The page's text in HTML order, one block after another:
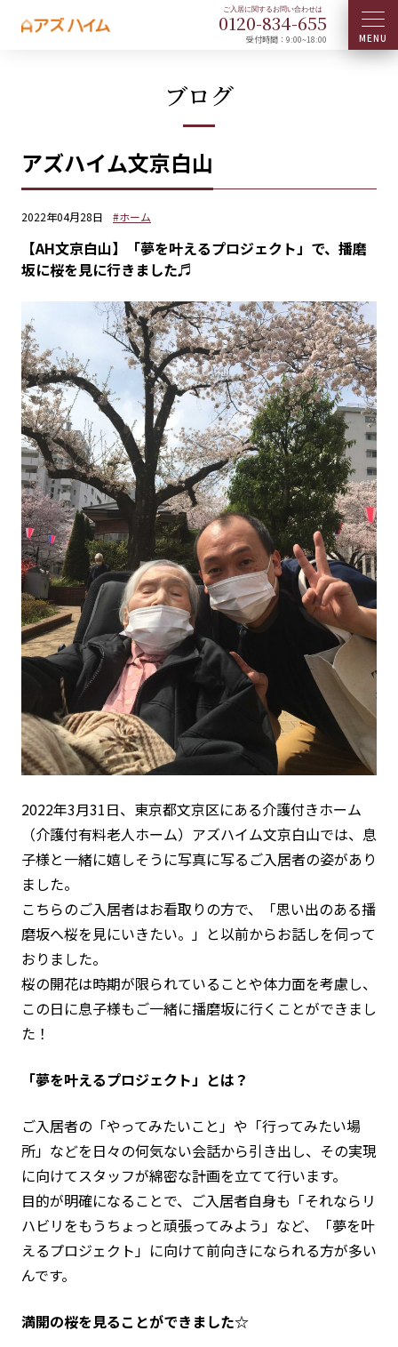
0120-834-655
受付時間：9:00~18:00
ブログ
アズハイム文京白山
2022年04月28日 #ホーム
【AH文京白山】「夢を叶えるプロジェクト」で、播磨
坂に桜を見に行きました♬
2022年3月31日、東京都文京区にある介護付きホーム
（介護付有料老人ホーム）アズハイム文京白山では、息
子様と一緒に嬉しそうに写真に写るご入居者の姿があり
ました。
こちらのご入居者はお看取りの方で、「思い出のある播
磨坂へ桜を見にいきたい。」と以前からお話しを伺って
おりました。
桜の開花は時期が限られていることや体力面を考慮し、
この日に息子様もご一緒に播磨坂に行くことができまし
た！
「夢を叶えるプロジェクト」とは？
ご入居者の「やってみたいこと」や「行ってみたい場
所」などを日々の何気ない会話から引き出し、その実現
に向けてスタッフが綿密な計画を立てて行います。
目的が明確になることで、ご入居者自身も「それならリ
ハビリをもうちょっと頑張ってみよう」など、「夢を叶
えるプロジェクト」に向けて前向きになられる方が多い
んです。
満開の桜を見ることができました☆